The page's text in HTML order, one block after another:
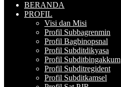
BERANDA
PROFIL
Visi dan Misi
Profil Subbagrenmin
Profil Bagbinopsnal
Profil Subditdikyasa
Profil Subditbingakkum
Profil Subditregident
Profil Subditkamsel